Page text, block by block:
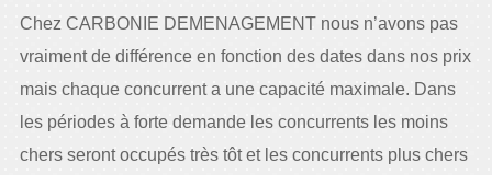
Chez CARBONIE DEMENAGEMENT nous n’avons pas
vraiment de différence en fonction des dates dans nos prix
mais chaque concurrent a une capacité maximale. Dans
les périodes à forte demande les concurrents les moins
chers seront occupés très tôt et les concurrents plus chers